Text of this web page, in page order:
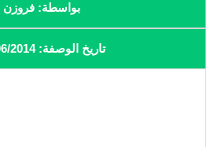
بواسطة: فروزن
تاريخ الوصفة: 24/06/2014